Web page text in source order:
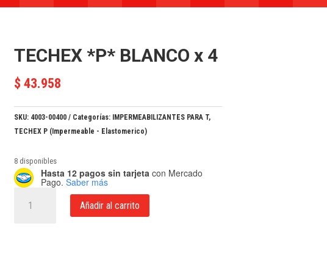
TECHEX *P* BLANCO x 4
$ 43.958
SKU: 4003-00400 Categorías: IMPERMEABILIZANTES PARA T,
TECHEX P (Impermeable - Elastomerico)
8 disponibles
Hasta 12 pagos sin tarjeta con Mercado
Pago. Saber más
Añadir al carrito